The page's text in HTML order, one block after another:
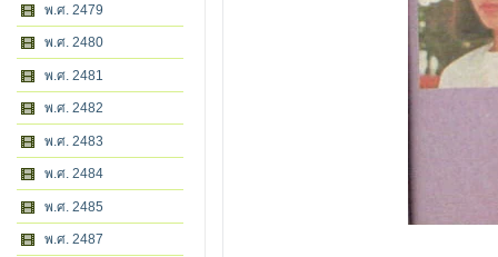
พ.ศ. 2479
พ.ศ. 2480
พ.ศ. 2481
พ.ศ. 2482
พ.ศ. 2483
พ.ศ. 2484
พ.ศ. 2485
พ.ศ. 2487